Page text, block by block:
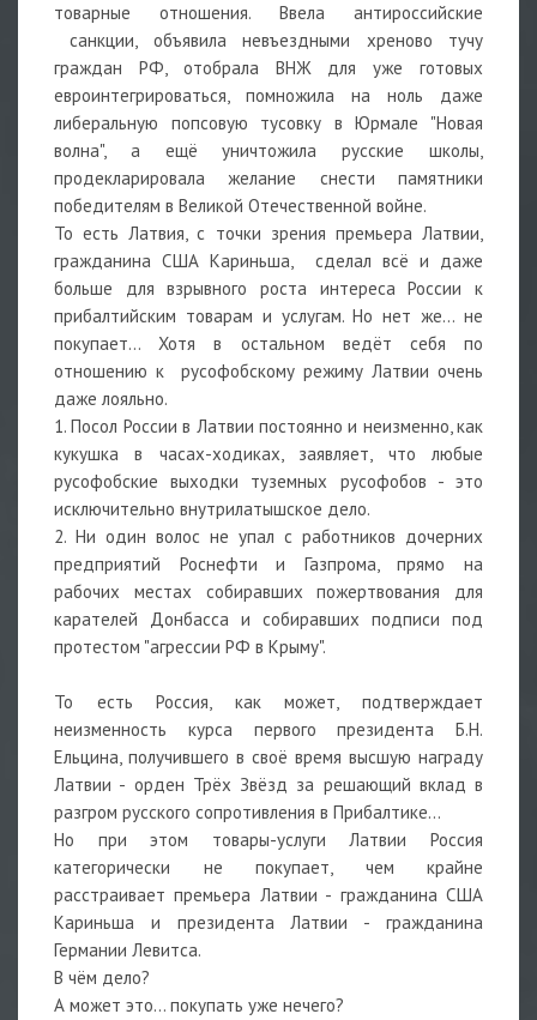
товарные отношения. Ввела антироссийские
санкции, объявила невъездными хреново тучу
граждан РФ, отобрала ВНЖ для уже готовых
евроинтегрироваться, помножила на ноль даже
либеральную попсовую тусовку в Юрмале "Новая
волна", а ещё уничтожила русские школы,
продекларировала желание снести памятники
победителям в Великой Отечественной войне.
То есть Латвия, с точки зрения премьера Латвии,
гражданина США Кариньша, сделал всё и даже
больше для взрывного роста интереса России к
прибалтийским товарам и услугам. Но нет же... не
покупает... Хотя в остальном ведёт себя по
отношению к русофобскому режиму Латвии очень
даже лояльно.
1. Посол России в Латвии постоянно и неизменно, как
кукушка в часах-ходиках, заявляет, что любые
русофобские выходки туземных русофобов - это
исключительно внутрилатышское дело.
2. Ни один волос не упал с работников дочерних
предприятий Роснефти и Газпрома, прямо на
рабочих местах собиравших пожертвования для
карателей Донбасса и собиравших подписи под
протестом "агрессии РФ в Крыму".
То есть Россия, как может, подтверждает
неизменность курса первого президента Б.Н.
Ельцина, получившего в своё время высшую награду
Латвии - орден Трёх Звёзд за решающий вклад в
разгром русского сопротивления в Прибалтике...
Но при этом товары-услуги Латвии Россия
категорически не покупает, чем крайне
расстраивает премьера Латвии - гражданина США
Кариньша и президента Латвии - гражданина
Германии Левитса.
В чём дело?
А может это... покупать уже нечего?